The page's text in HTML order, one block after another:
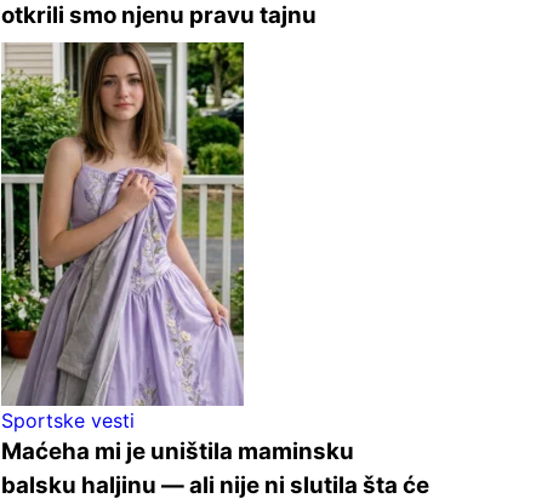
otkrili smo njenu pravu tajnu
Sportske vesti
Maćeha mi je uništila maminsku
balsku haljinu — ali nije ni slutila šta će